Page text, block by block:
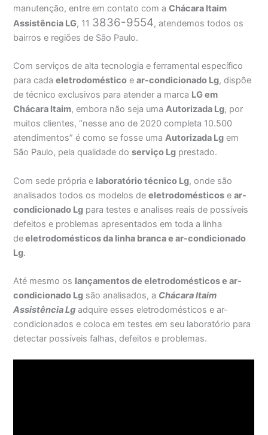
manutenção, entre em contato com aChácara Itaim
Assistência LG, 11 3836-9554, atendemos todos os
bairros e regiões de São Paulo.
Com serviços de alta tecnologia e ferramental específico
para cadaeletrodoméstico ear-condicionado Lg, dispõe
de técnico exclusivos para atender a marca LG em
Chácara Itaim, embora não seja umaAutorizada Lg, por
muitos clientes, “nesse ano de 2020 completa 10.500
atendimentos” é como se fosse umaAutorizada Lg em
São Paulo, pela qualidade doserviço Lg prestado.
Com sede própria e laboratório técnico Lg, onde são
analisados todos os modelos deeletrodomésticos ear-
condicionado Lg para testes e analises reais de possíveis
defeitos e problemas apresentados em toda a linha
deeletrodomésticos da linha branca e ar-condicionado
Lg.
Até mesmo os lançamentos de eletrodomésticos e ar-
condicionado Lg são analisados, a Chácara Itaim
Assistência Lg adquire esses eletrodomésticos e ar-
condicionados e coloca em testes em seu laboratório para
detectar possíveis falhas, defeitos e problemas.